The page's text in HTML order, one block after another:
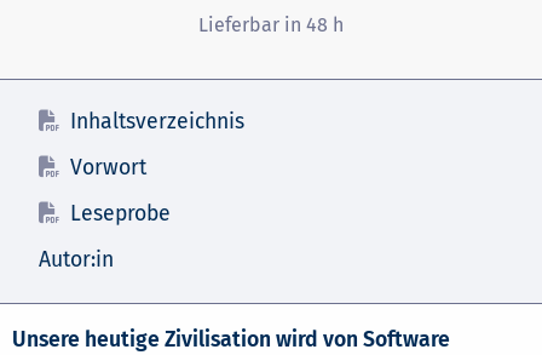
Lieferbar in 48 h
Inhaltsverzeichnis
Vorwort
Leseprobe
Autor:in
Unsere heutige Zivilisation wird von Software